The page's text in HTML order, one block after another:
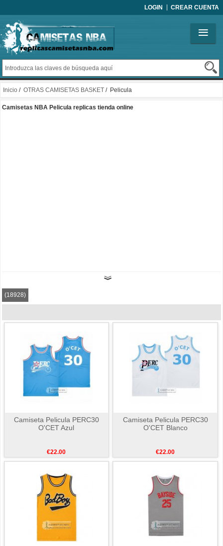
LOGIN CREAR CUENTA
Inicio / OTRAS CAMISETAS BASKET / Pelicula
Camisetas NBA Pelicula replicas tienda online
(18928)
Camiseta Pelicula PERC30
O'CET Azul
€22.00
Camiseta Pelicula PERC30
O'CET Blanco
€22.00